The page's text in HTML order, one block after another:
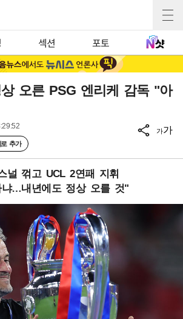
섹션 포토
오른 PSG 엔리케 감독 "아
추가
가가
널 꺾고 UCL 2연패 지휘
…내년에도 정상 오를 것"